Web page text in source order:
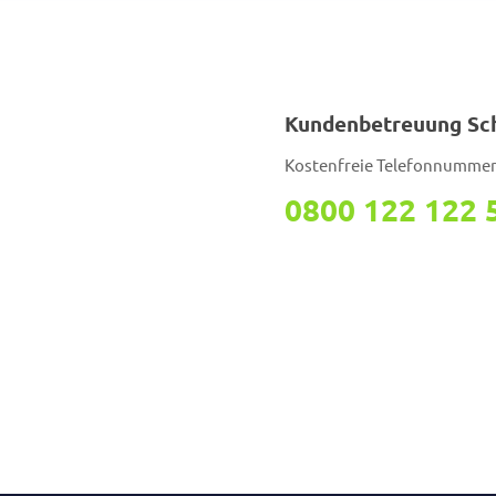
Kundenbetreuung
Kostenfreie Telefonnummer
0800 122 122